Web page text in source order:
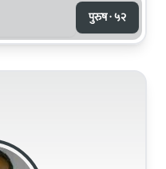
पुरुष · ५२